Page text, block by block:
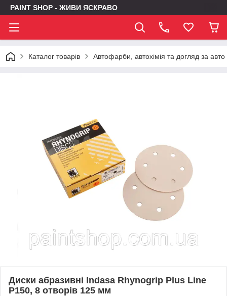
PAINT SHOP - ЖИВИ ЯСКРАВО
Каталог товарів Автофарби, автохімія та догляд за авто
Диски абразивні Indasa Rhynogrip Plus Line
P150, 8 отворів 125 мм